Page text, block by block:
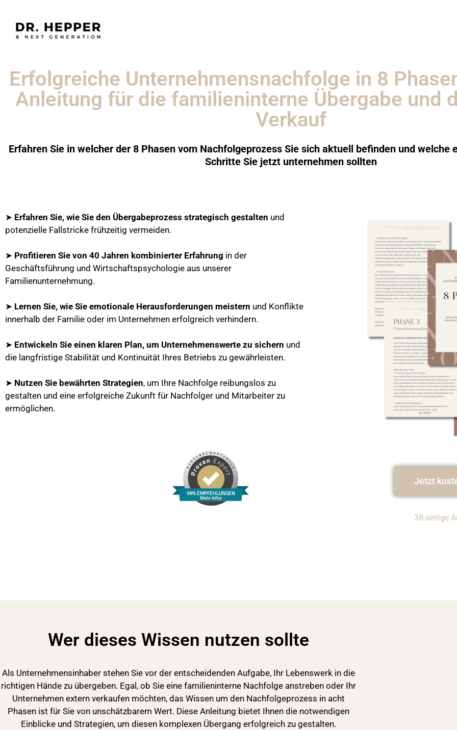
Erfolgreiche Unternehmensnachfolge in 8
Anleitung für die familieninterne Übergabe und
Verkauf
Erfahren Sie in welcher der 8 Phasen vom Nachfolgeprozess Sie sich aktuell befinden und
Schritte Sie jetzt unternehmen sollten
➤ Erfahren Sie, wie Sie den Übergabeprozess strategisch gestalten und
potenzielle Fallstricke frühzeitig vermeiden.
➤ Profitieren Sie von 40 Jahren kombinierter Erfahrung in der
Geschäftsführung und Wirtschaftspsychologie aus unserer
Familienunternehmung.
➤ Lernen Sie, wie Sie emotionale Herausforderungen meistern und Konflikte
innerhalb der Familie oder im Unternehmen erfolgreich verhindern.
➤ Entwickeln Sie einen klaren Plan, um Unternehmenswerte zu sichern und
die langfristige Stabilität und Kontinuität Ihres Betriebs zu gewährleisten.
➤ Nutzen Sie bewährten Strategien, um Ihre Nachfolge reibungslos zu
gestalten und eine erfolgreiche Zukunft für Nachfolger und Mitarbeiter zu
ermöglichen.
98% EMPFEHLUNGEN
Mehr Infos
Jetzt
38-seitige
Wer dieses Wissen nutzen sollte
Als Unternehmensinhaber stehen Sie vor der entscheidenden Aufgabe, Ihr Lebenswerk in die
richtigen Hände zu übergeben. Egal, ob Sie eine familieninterne Nachfolge anstreben oder Ihr
Unternehmen extern verkaufen möchten, das Wissen um den Nachfolgeprozess in acht
Phasen ist für Sie von unschätzbarem Wert. Diese Anleitung bietet Ihnen die notwendigen
Einblicke und Strategien, um diesen komplexen Übergang erfolgreich zu gestalten.